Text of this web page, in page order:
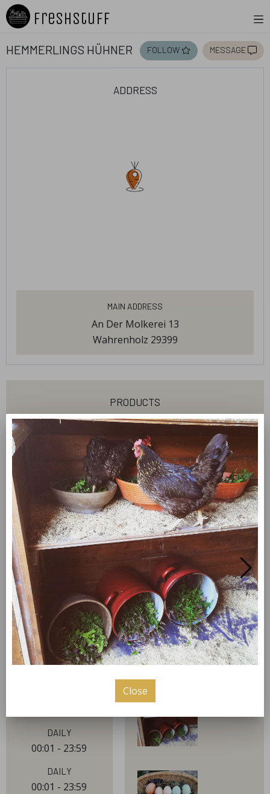
Freshstuff
Hemmerlings Hühner follow message
address
Main Address
An Der Molkerei 13
Wahrenholz 29399
products
Eier
welcome
Hemmerlings Hühner aus artgerechter Haltung
leben sicher beschützt von zwei
Herdenschutzhunden im wunderschönen
Wahrenholz. Täglich füllen wir unsere 24 Stunden
Eierbox direkt vor unserer Haustür auf. So kommst
Du auch am Sonntag an Dein frisches Frühstücksei.
Wir verkaufen direkt aus unseren Eierkörben, daher
bring Dir bitte eine Eierpappe mit.
our hours
Daily
00:01 - 23:59
Daily
00:01 - 23:59
pictures
Close